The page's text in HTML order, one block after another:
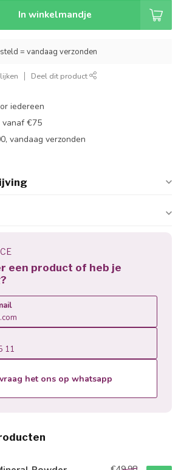
In winkelmandje
= vandaag verzonden
Deel dit product
iedereen
vanaf €75
vandaag verzonden
een product of heb je
11
het ons op whatsapp